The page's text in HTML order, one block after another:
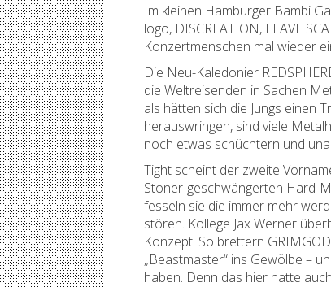
Im kleinen Hamburger Bambi
logo, DISCREATION, LEAVE
Konzertmenschen mal wieder
Die Neu-Kaledonier
die Weltreisenden in Sachen
als hätten sich die Jungs einen
herauswringen, sind viele
noch etwas schüchtern und
Tight scheint der zweite
Stoner-geschwängerten Hard-
fesseln sie die immer mehr
stören. Kollege Jax Werner
Konzept. So brettern
„Beastmaster“ ins Gewölbe –
haben. Denn das hier hatte